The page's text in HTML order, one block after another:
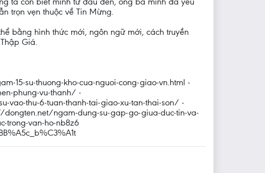
trọn vẹn thuộc về Tin Mừng.
bằng hình thức mới, ngôn ngữ mới, cách truyền
Giá.
15-su-thuong-kho-cua-nguoi-cong-giao-vn.html -
phung-vu-thanh/ -
vao-thu-6-tuan-thanh-tai-giao-xu-tan-thai-son/ -
ngam-dung-su-gap-go-giua-duc-tin-va-
trong-van-ho-nb8z6